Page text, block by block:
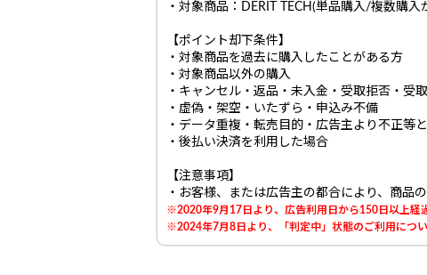
・対象商品：DERIT TECH(単品購入/複数購入
【ポイント却下条件】
・対象商品を過去に購入したことがある方
・対象商品以外の購入
・キャンセル・返品・未入金・受取拒否・受
・虚偽・架空・いたずら・申込み不備
・データ重複・転売目的・広告主より不正等
・後払い決済を利用した場合
【注意事項】
・お客様、または広告主の都合により、商品
※2020年9月17日より、広告利用日から150日以上経
※2024年7月8日より、「判定中」状態のご利用につ